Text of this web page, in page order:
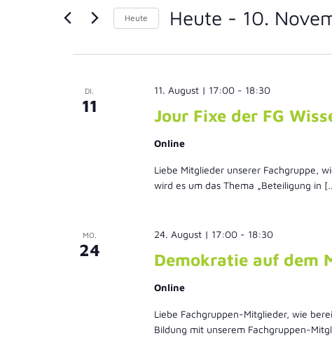
Ansichten,
Navigation
Veranstaltungen
Schlüsselwort.Heute Heute - 10.
DI.
11 Jour Fixe der FG
11. August | 17:00- 18:30
Online
Liebe Mitglieder unserer Fachgruppe,
wird es um das Thema „Beteiligung in
MO.
24 Demokratie auf dem
24. August | 17:00- 18:30
Online
Liebe Fachgruppen-Mitglieder, wie
Bildung mit unserem Fachgruppen-